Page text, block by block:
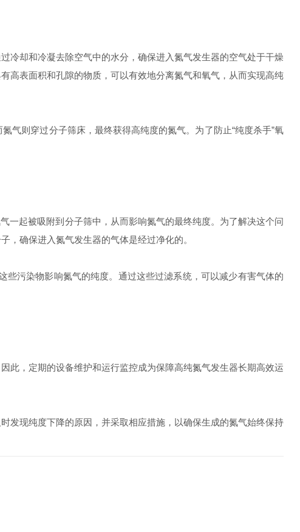
却和冷凝去除空气中的水分，确保进入氮气发生器的空气处于干燥
高表面积和孔隙的物质，可以有效地分离氮气和氧气，从而实现高纯
则穿过分子筛床，最终获得高纯度的氮气。为了防止“纯度杀手”氧
起被吸附到分子筛中，从而影响氮气的最终纯度。为了解决这个问
，确保进入氮气发生器的气体是经过净化的。
污染物影响氮气的纯度。通过这些过滤系统，可以减少有害气体的
，定期的设备维护和运行监控成为保障高纯氮气发生器长期高效运
现纯度下降的原因，并采取相应措施，以确保生成的氮气始终保持